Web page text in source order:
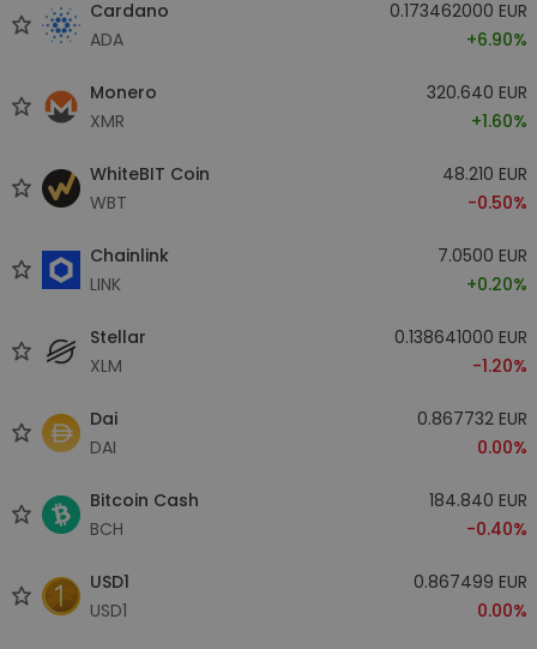
Cardano
ADA
0.173462000 EUR
+6.90%
Monero
XMR
320.640 EUR
+1.60%
WhiteBIT Coin
WBT
48.210 EUR
-0.50%
Chainlink
LINK
7.0500 EUR
+0.20%
Stellar
XLM
0.138641000 EUR
-1.20%
Dai
DAI
0.867732 EUR
0.00%
Bitcoin Cash
BCH
184.840 EUR
-0.40%
USD1
USD1
0.867499 EUR
0.00%